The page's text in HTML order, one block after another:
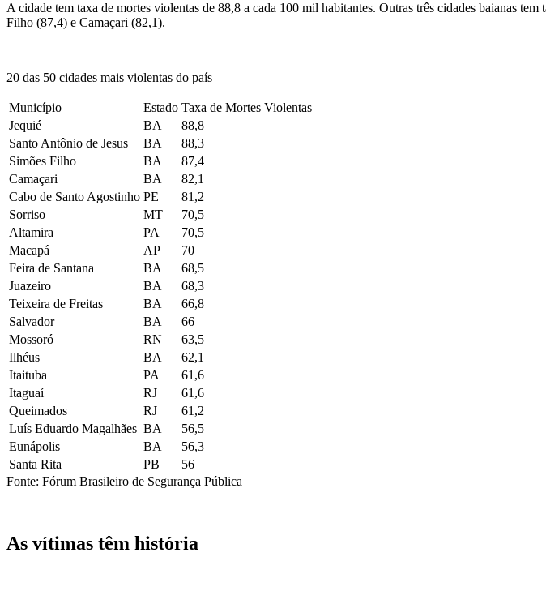
A cidade tem taxa de mortes violentas de 88,8 a cada 100 mil habitantes. Outras três cidades baianas
Filho (87,4) e Camaçari (82,1).
20 das 50 cidades mais violentas do país
Município Estado Taxa de Mortes Violentas
Jequié
BA
88,8
Santo Antônio de Jesus
BA
88,3
Simões Filho
BA
87,4
Camaçari
BA
82,1
Cabo de Santo Agostinho PE
81,2
Sorriso
MT
70,5
Altamira
PA
70,5
Macapá
AP
70
Feira de Santana
BA
68,5
Juazeiro
BA
68,3
Teixeira de Freitas
BA
66,8
Salvador
BA
66
Mossoró
RN
63,5
Ilhéus
BA
62,1
Itaituba
PA
61,6
Itaguaí
RJ
61,6
Queimados
RJ
61,2
Luís Eduardo Magalhães BA
56,5
Eunápolis
BA
56,3
Santa Rita
PB
56
Fonte: Fórum Brasileiro de Segurança Pública
As vítimas têm história